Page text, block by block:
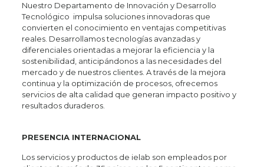
Nuestro Departamento de Innovación y Desarrollo
Tecnológico impulsa soluciones innovadoras que
convierten el conocimiento en ventajas competitivas
reales. Desarrollamos tecnologías avanzadas y
diferenciales orientadas a mejorar la eficiencia y la
sostenibilidad, anticipándonos a las necesidades del
mercado y de nuestros clientes. A través de la mejora
continua y la optimización de procesos, ofrecemos
servicios de alta calidad que generan impacto positivo y
resultados duraderos.
PRESENCIA INTERNACIONAL
Los servicios y productos de ielab son empleados por